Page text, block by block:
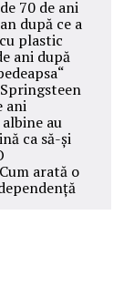
70 de ani
după ce a
plastic
ani după
ani
au
ca să-și
arată o